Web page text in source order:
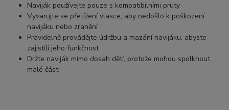
Naviják používejte pouze s kompatibilními pruty
Vyvarujte se přetížení vlasce, aby nedošlo k poškození
navijáku nebo zranění
Pravidelně provádějte údržbu a mazání navijáku, abyste
zajistili jeho funkčnost
Držte naviják mimo dosah dětí, protože mohou spolknout
malé části